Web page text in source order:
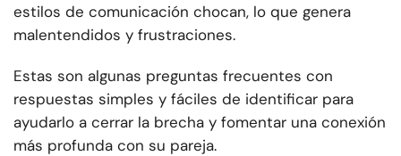
estilos de comunicación chocan, lo que genera
malentendidos y frustraciones.
Estas son algunas preguntas frecuentes con
respuestas simples y fáciles de identificar para
ayudarlo a cerrar la brecha y fomentar una conexión
más profunda con su pareja.